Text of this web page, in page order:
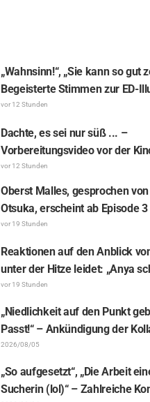
„Wahnsinn!“, „Sie kann so gut
Begeisterte Stimmen zur ED-
von Asaki Yuikawa, der
Episode 13
vor 12 Stunden
Dachte, es sei nur süß ... –
Vorbereitungsvideo vor der
von „Chiikawa“ sorgt mit
Kluft für Erstaunen: „Härter als
„Es geht nur um Arbeit“
vor 12 Stunden
Oberst Malles, gesprochen
Otsuka, erscheint ab Episode 3
Animes „The Ghost in the
Kommentar & Endcard enthüllt
vor 19 Stunden
Reaktionen auf den Anblick
unter der Hitze leidet: „Anya
dahin“ – „SPY x FAMILY“-
Ankündigungsillustration sorgt
Aufsehen
vor 19 Stunden
„Niedlichkeit auf den Punkt
Passt!“ – Ankündigung der
zwischen „Lycoris Recoil“ und
von „Shigoto Neko“ sorgt für
„Passt!“-Reaktionen
2026/08/05
„So aufgesetzt“, „Die Arbeit
Sucherin (lol)“ – Zahlreiche